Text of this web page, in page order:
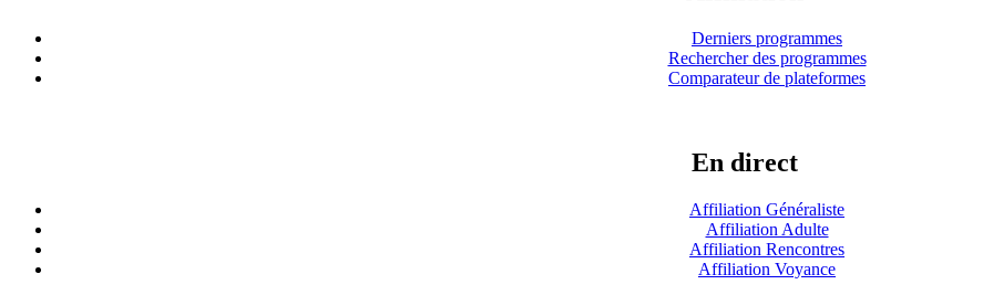
Derniers programmes
Rechercher des programmes
Comparateur de plateformes
En direct
Affiliation Généraliste
Affiliation Adulte
Affiliation Rencontres
Affiliation Voyance